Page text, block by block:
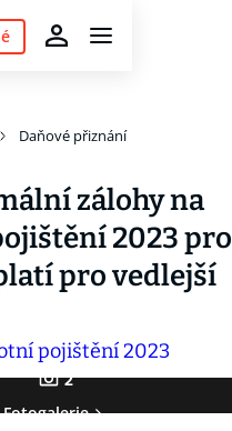
Daňové přiznání
zálohy na
2023 pro
pro vedlejší
2
Fotogalerie